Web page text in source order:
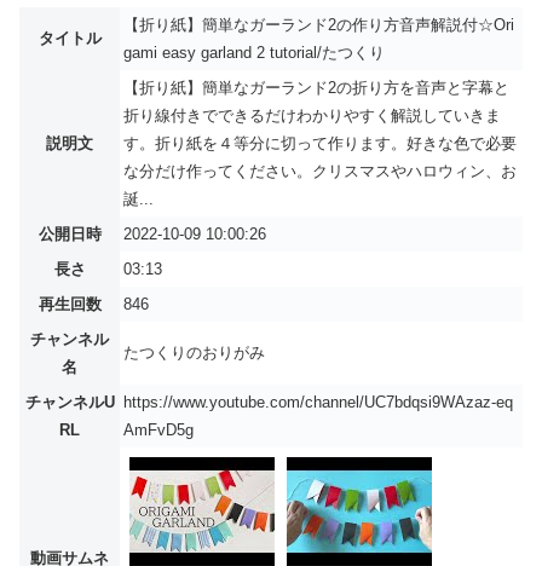
タイトル
【折り紙】簡単なガーランド2の作り方音声解説付☆Ori
gami easy garland 2 tutorial/たつくり
説明文
【折り紙】簡単なガーランド2の折り方を音声と字幕と
折り線付きでできるだけわかりやすく解説していきま
す。折り紙を４等分に切って作ります。好きな色で必要
な分だけ作ってください。クリスマスやハロウィン、お
誕...
公開日時
2022-10-09 10:00:26
長さ
03:13
再生回数
846
チャンネル
名
たつくりのおりがみ
チャンネルU
RL
https://www.youtube.com/channel/UC7bdqsi9WAzaz-eq
AmFvD5g
動画サムネ